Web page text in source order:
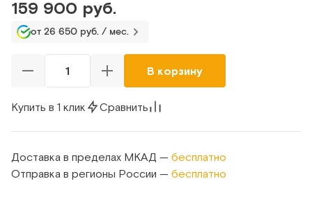
159 900 руб.
от 26 650 руб. / мес.
В корзину
Купить в 1 клик Сравнить
Доставка в пределах МКАД — бесплатно
Отправка в регионы России — бесплатно